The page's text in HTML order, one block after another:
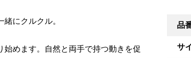
にクルクル。
始めます。自然と両手で持つ動きを促
品
サ